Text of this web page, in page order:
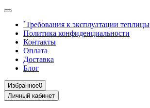
`Требования к эксплуатации теплицы
Политика конфиденциальности
Контакты
Оплата
Доставка
Блог
Избранное0
Личный кабинет